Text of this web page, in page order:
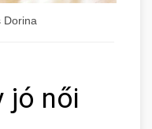
Dorina
jó női